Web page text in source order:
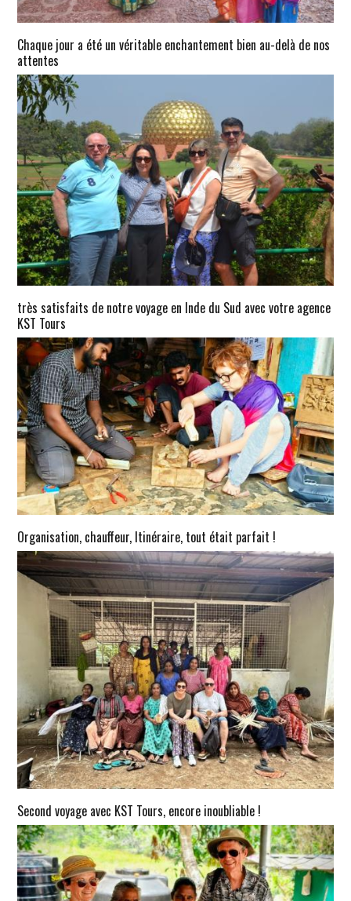
Chaque jour a été un véritable enchantement bien au-delà de nos
attentes
très satisfaits de notre voyage en Inde du Sud avec votre agence
KST Tours
Organisation, chauffeur, Itinéraire, tout était parfait !
Second voyage avec KST Tours, encore inoubliable !